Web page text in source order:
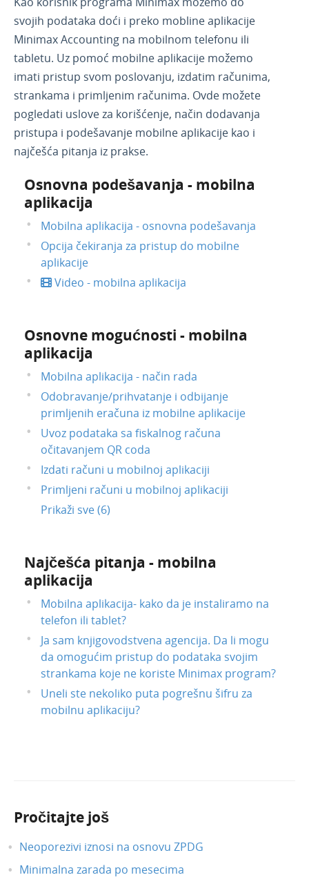
Primljene narudžbine
Izdate narudžbine
Radni nalozi
Mobilna aplikacija
Osnovna podešavanja - mobilna
aplikacija
Osnovne mogućnosti - mobilna
Najčešća pitanja - mobilna aplikacija
Obračun kamate
Povezivanje sa POS
Povezivanje Webshop
svojih podataka doći i preko mobline aplikacije
Minimax Accounting na mobilnom telefonu ili
tabletu. Uz pomoć mobilne aplikacije možemo
imati pristup svom poslovanju, izdatim računima,
strankama i primljenim računima. Ovde možete
pogledati uslove za korišćenje, način dodavanja
pristupa i podešavanje mobilne aplikacije kao i
najčešća pitanja iz prakse.
Osnovna podešavanja - mobilna
aplikacija
Mobilna aplikacija - osnovna podešavanja
Opcija čekiranja za pristup do mobilne
aplikacije
Video - mobilna aplikacija
Osnovne mogućnosti - mobilna
aplikacija
Mobilna aplikacija - način rada
Odobravanje/prihvatanje i odbijanje
primljenih eračuna iz mobilne aplikacije
Uvoz podataka sa fiskalnog računa
očitavanjem QR coda
Izdati računi u mobilnoj aplikaciji
Primljeni računi u mobilnoj aplikaciji
Prikaži sve (6)
Najčešća pitanja - mobilna
aplikacija
Mobilna aplikacija- kako da je instaliramo na
telefon ili tablet?
Ja sam knjigovodstvena agencija. Da li mogu
da omogućim pristup do podataka svojim
strankama koje ne koriste Minimax program?
Uneli ste nekoliko puta pogrešnu šifru za
mobilnu aplikaciju?
Pročitajte još
Neoporezivi iznosi na osnovu ZPDG
Minimalna zarada po mesecima